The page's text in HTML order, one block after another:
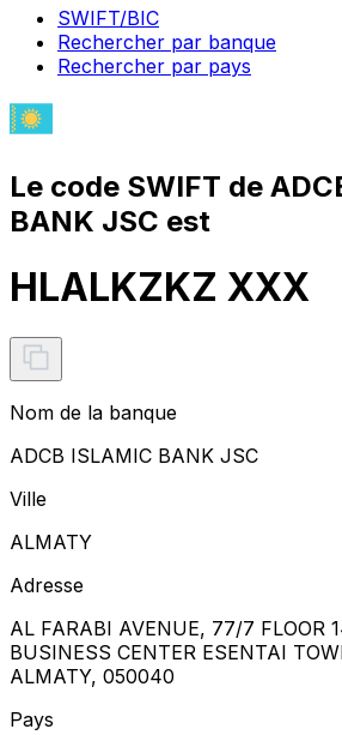
SWIFT/BIC
Rechercher par banque
Rechercher par pays
Le code SWIFT de
BANK JSC est
HLALKZKZ XXX
Nom de la banque
ADCB ISLAMIC BANK JSC
Ville
ALMATY
Adresse
AL FARABI AVENUE, 77/7 FLOOR
BUSINESS CENTER ESENTAI
ALMATY, 050040
Pays